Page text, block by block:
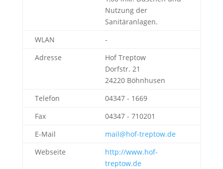
Nutzung der
Sanitäranlagen.
WLAN
-
Adresse
Hof Treptow
Dorfstr. 21
24220 Böhnhusen
Telefon
04347 - 1669
Fax
04347 - 710201
E-Mail
mail@hof-treptow.de
Webseite
http://www.hof-
treptow.de